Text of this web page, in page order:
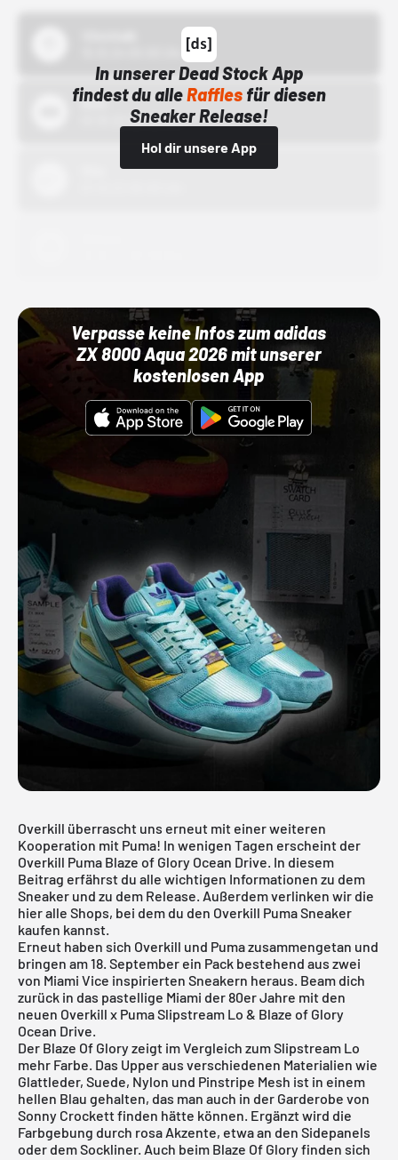
In unserer Dead Stock App
findest du alleRafflesfür diesen
Sneaker Release!
Hol dir unsere App
Bstn
01.10.22 00:00 Uhr
Verpasse keine Infos zum adidas
ZX 8000 Aqua 2026 mit unserer
kostenlosen App
Overkill überrascht uns erneut mit einer weiteren
Kooperation mit Puma! In wenigen Tagen erscheint der
Overkill Puma Blaze of Glory Ocean Drive. In diesem
Beitrag erfährst du alle wichtigen Informationen zu dem
Sneaker und zu dem Release. Außerdem verlinken wir die
hier alle Shops, bei dem du den Overkill Puma Sneaker
kaufen kannst.
Erneut haben sich Overkill und Puma zusammengetan und
bringen am 18. September ein Pack bestehend aus zwei
von Miami Vice inspirierten Sneakern heraus. Beam dich
zurück in das pastellige Miami der 80er Jahre mit den
neuen Overkill x Puma Slipstream Lo & Blaze of Glory
Ocean Drive.
Der Blaze Of Glory zeigt im Vergleich zumSlipstream Lo
mehr Farbe. Das Upper aus verschiedenen Materialien wie
Glattleder, Suede, Nylon und Pinstripe Mesh ist in einem
hellen Blau gehalten, das man auch in der Garderobe von
Sonny Crockett finden hätte können. Ergänzt wird die
Farbgebung durch rosa Akzente, etwa an den Sidepanels
oder dem Sockliner. Auch beim Blaze Of Glory finden sich